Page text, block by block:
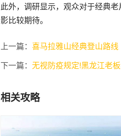
此外，调研显示，观众对于经典
影比较期待。
上一篇： 喜马拉雅山经典登山路线
下一篇： 无视防疫规定!黑龙江老
相关攻略